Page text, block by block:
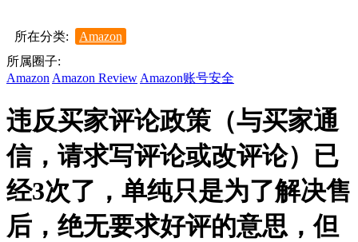
所在分类:
Amazon
所属圈子:
Amazon Amazon Review Amazon账号安全
违反买家评论政策（与买家通
信，请求写评论或改评论）已
经3次了，单纯只是为了解决售
后，绝无要求好评的意思，但